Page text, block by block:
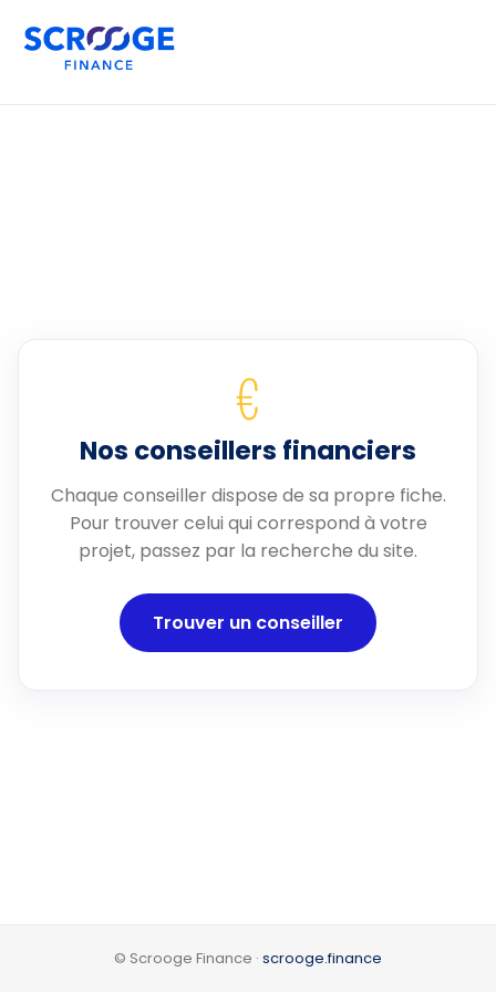
€
Nos conseillers financiers
Chaque conseiller dispose de sa propre fiche.
Pour trouver celui qui correspond à votre
projet, passez par la recherche du site.
Trouver un conseiller
© Scrooge Finance · scrooge.finance